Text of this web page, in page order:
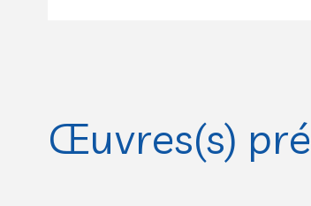
Œuvres(s)